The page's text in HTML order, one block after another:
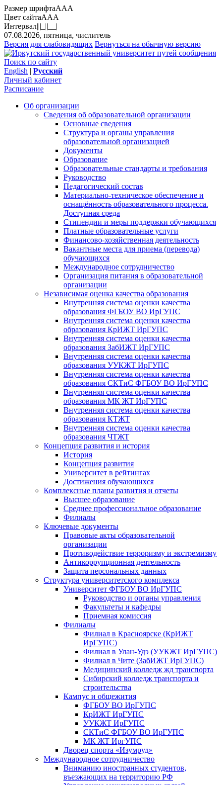
Размер шрифтаAAA
Цвет сайтаAAA
Интервал|||_||__|
07.08.2026, пятница, числитель
Версия для слабовидящих Вернуться на обычную версию
Поиск по сайту
English | Русский
Личный кабинет
Расписание
Об организации
Сведения об образовательной организации
Основные сведения
Структура и органы управления
образовательной организацией
Документы
Образование
Образовательные стандарты и требования
Руководство
Педагогический состав
Материально-техническое обеспечение и
оснащённость образовательного процесса.
Доступная среда
Стипендии и меры поддержки обучающихся
Платные образовательные услуги
Финансово-хозяйственная деятельность
Вакантные места для приема (перевода)
обучающихся
Международное сотрудничество
Организация питания в образовательной
организации
Независимая оценка качества образования
Внутренняя система оценки качества
образования ФГБОУ ВО ИрГУПС
Внутренняя система оценки качества
образования КрИЖТ ИрГУПС
Внутренняя система оценки качества
образования ЗабИЖТ ИрГУПС
Внутренняя система оценки качества
образования УУКЖТ ИрГУПС
Внутренняя система оценки качества
образования СКТиС ФГБОУ ВО ИрГУПС
Внутренняя система оценки качества
образования МК ЖТ ИрГУПС
Внутренняя система оценки качества
образования КТЖТ
Внутренняя система оценки качества
образования ЧТЖТ
Концепция развития и история
История
Концепция развития
Университет в рейтингах
Достижения обучающихся
Комплексные планы развития и отчеты
Высшее образование
Среднее профессиональное образование
Филиалы
Ключевые документы
Правовые акты образовательной
организации
Противодействие терроризму и экстремизму
Антикоррупционная деятельность
Защита персональных данных
Структура университетского комплекса
Университет ФГБОУ ВО ИрГУПС
Руководство и органы управления
Факультеты и кафедры
Приемная комиссия
Филиалы
Филиал в Красноярске (КрИЖТ
ИрГУПС)
Филиал в Улан-Удэ (УУКЖТ ИрГУПС)
Филиал в Чите (ЗабИЖТ ИрГУПС)
Медицинский колледж жд транспорта
Сибирский колледж транспорта и
строительства
Кампус и общежития
ФГБОУ ВО ИрГУПС
КрИЖТ ИрГУПС
УУКЖТ ИрГУПС
СКТиС ФГБОУ ВО ИрГУПС
МК ЖТ ИргУПС
Дворец спорта «Изумруд»
Международное сотрудничество
Вниманию иностранных студентов,
въезжающих на территорию РФ